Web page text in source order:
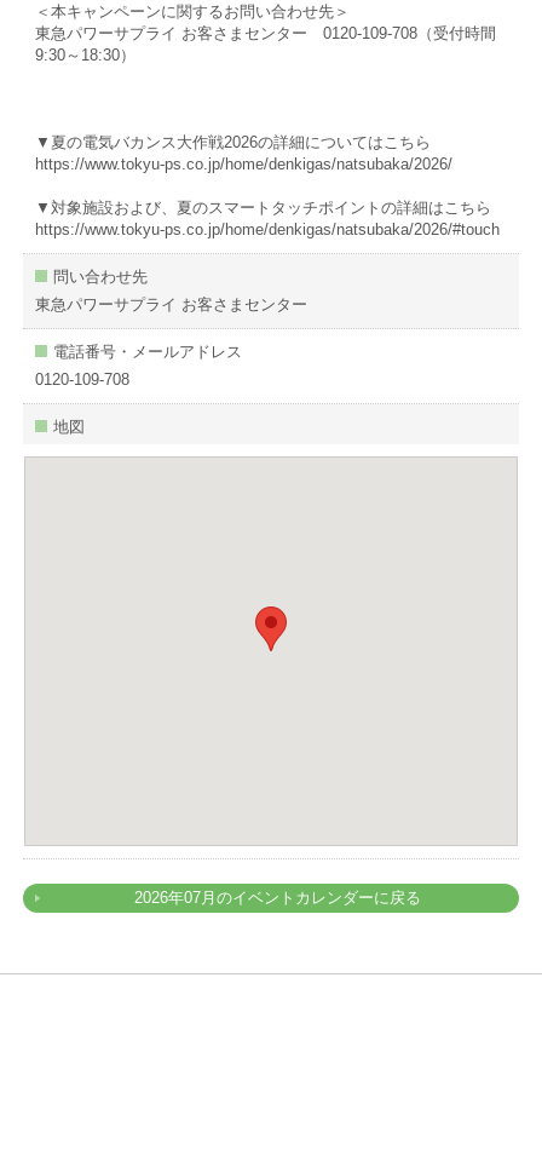
＜本キャンペーンに関するお問い合わせ先＞
東急パワーサプライ お客さまセンター 0120-109-708（受付時間
9:30～18:30）
▼夏の電気バカンス大作戦2026の詳細についてはこちら
https://www.tokyu-ps.co.jp/home/denkigas/natsubaka/2026/
▼対象施設および、夏のスマートタッチポイントの詳細はこちら
https://www.tokyu-ps.co.jp/home/denkigas/natsubaka/2026/#touch
問い合わせ先
東急パワーサプライ お客さまセンター
電話番号・メールアドレス
0120-109-708
地図
2026年07月のイベントカレンダーに戻る